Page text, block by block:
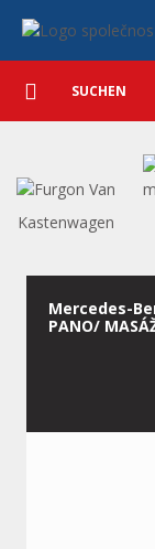
Personenkraftwagen -
Detaillierte
Suche Suchen
Kastenwagen
Mercedes-
PANO/